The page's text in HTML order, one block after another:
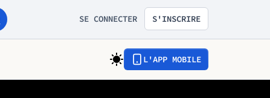
SE CONNECTER S'INSCRIRE
L'APP MOBILE